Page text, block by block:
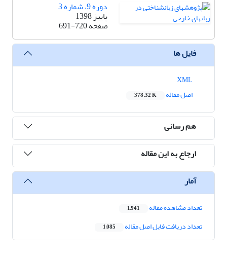
دوره 9، شماره 3
پاییز 1398
صفحه691-720
فایل ها
اصل مقاله
378.32 K
هم رسانی
ارجاع به این مقاله
آمار
تعداد مشاهده مقاله 1,941
تعداد دریافت فایل اصل مقاله 1,085